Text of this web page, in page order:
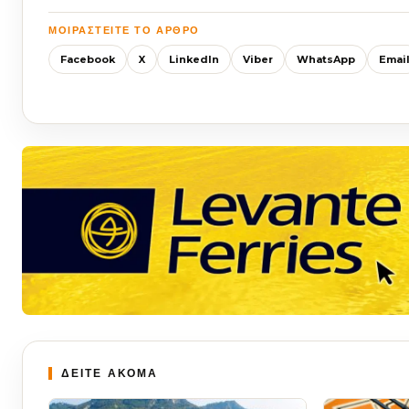
ΜΟΙΡΑΣΤΕΊΤΕ ΤΟ ΆΡΘΡΟ
Facebook X LinkedIn Viber WhatsApp Email
ΔΕΙΤΕ ΑΚΟΜΑ